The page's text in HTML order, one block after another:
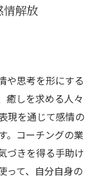
情解放
や思考を形にする
癒しを求める人々
現を通じて感情の
。コーチングの業
づきを得る手助け
って、自分自身の